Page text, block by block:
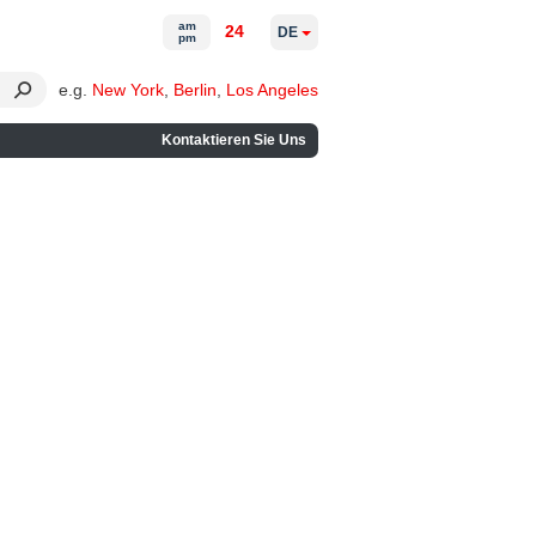
e.g. New York Berlin Los Angeles
Kontaktieren Sie Uns
am
pm
24 DE